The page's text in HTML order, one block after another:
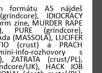
formátu A5 nájdeš
IDIOCRACY
zine, MURDER RAPE
PURE (grindcore),
(MASSOLA), LUCIFER
(crust) a PRACH
info-rozhovory s
ZATRATA (crust/PL),
UK), HACK JOB